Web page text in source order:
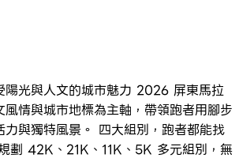
陽光與人文的城市魅力 2026 屏東馬拉
情與城市地標為主軸，帶領跑者用腳步
力與獨特風景。 四大組別，跑者都能找
劃 42K、21K、11K、5K 多元組別，無